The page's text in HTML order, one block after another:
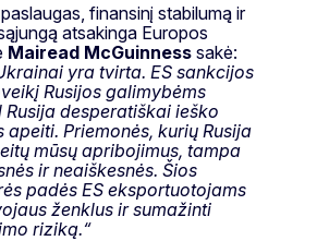
finansinį stabilumą ir
atsakinga Europos
Mairead McGuinness sakė:
yra tvirta. ES sankcijos
Rusijos galimybėms
desperatiškai ieško
apeiti. Priemonės, kurių Rusija
mūsų apribojimus, tampa
ir neaiškesnės. Šios
padės ES eksportuotojams
ženklus ir sumažinti
riziką.“